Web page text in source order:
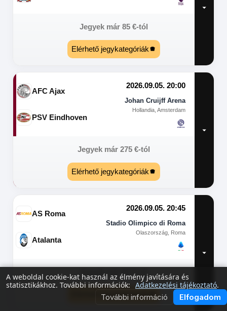
Jegyek már 85 €-tól
Elérhető jegykategóriák
AFC Ajax
2026.09.05. 20:00
Johan Cruijff Arena
Hollandia, Amsterdam
PSV Eindhoven
Jegyek már 275 €-tól
Elérhető jegykategóriák
AS Roma
2026.09.05. 20:45
Stadio Olimpico di Roma
Olaszország, Roma
Atalanta
Jegyek már65 €
Elérhető jegykategóriák
A weboldal cookie-kat használ az élmény javítására és
statisztikákhoz. További információk: Adatkezelési tájékoztató.
További információ
Elfogadom